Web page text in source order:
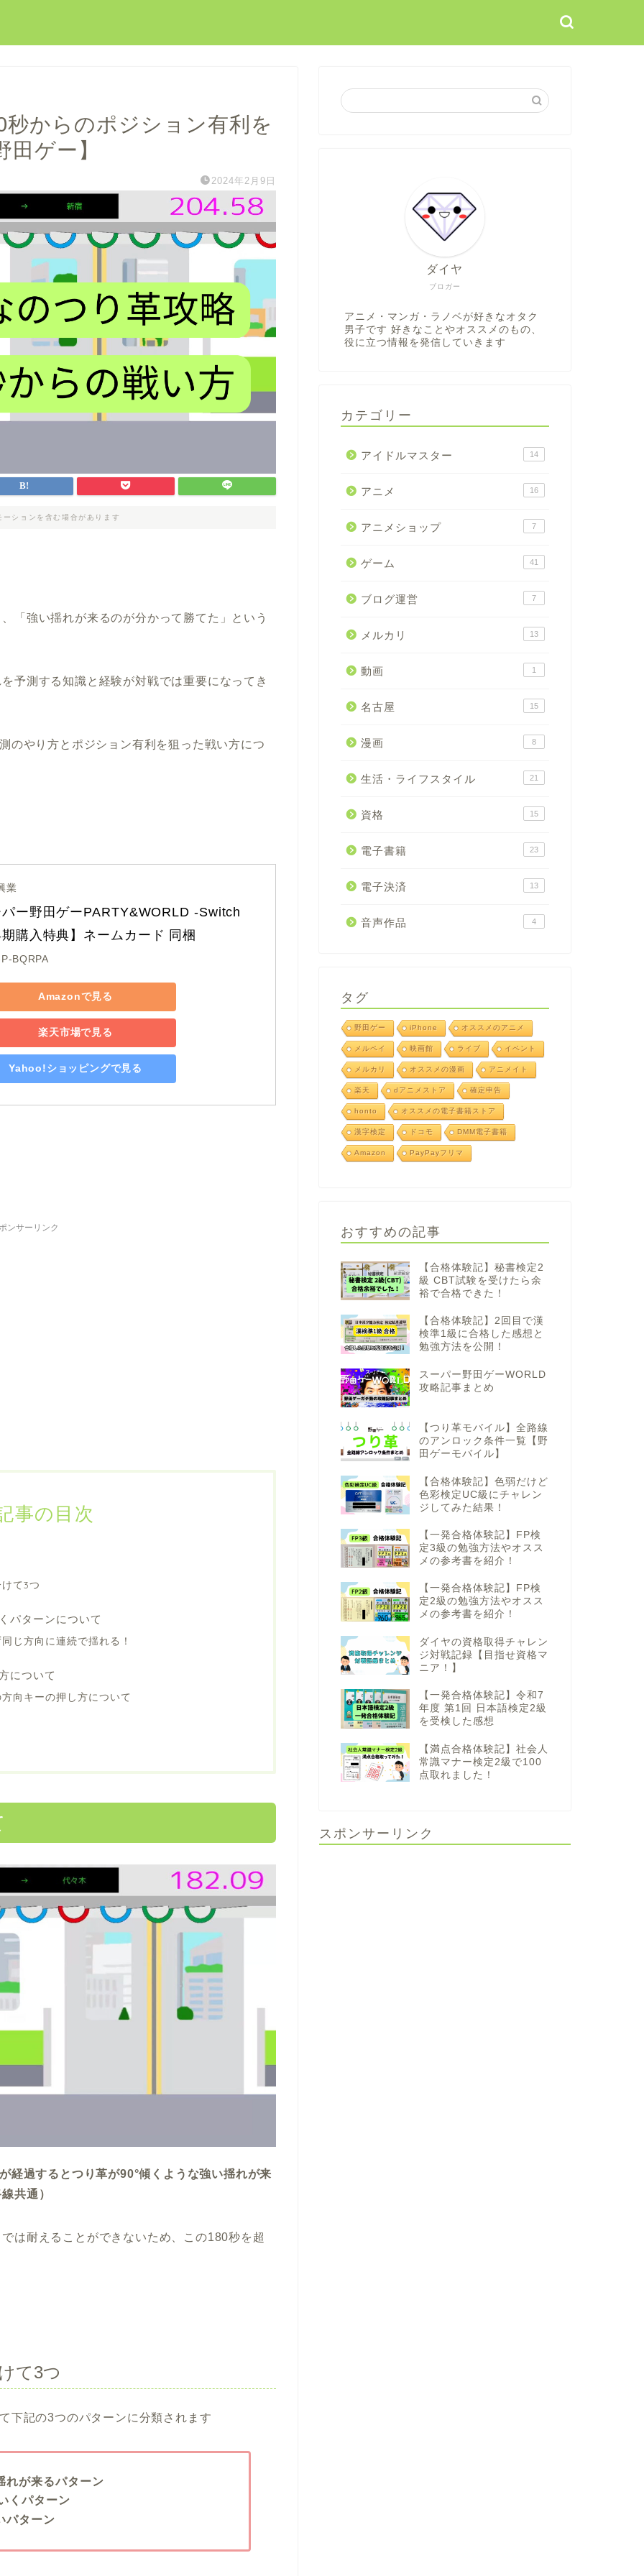
からのポジション有利を
ゲー】
2024年2月9日
ーションを含む場合があります
「強い揺れが来るのが分かって勝てた」という
予測する知識と経験が対戦では重要になってき
のやり方とポジション有利を狙った戦い方につ
業
ー野田ゲーPARTY&WORLD -Switch
購入特典】ネームカード 同梱
BQRPA
Amazonで見る
楽天市場で見る
Yahoo!ショッピングで見る
ンサーリンク
事の目次
て3つ
パターンについて
じ方向に連続で揺れる！
について
向キーの押し方について
経過するとつり革が90°傾くような強い揺れが来
共通）
は耐えることができないため、この180秒を超
て3つ
下記の3つのパターンに分類されます
れが来るパターン
くパターン
パターン
ブロガー
ダイヤ
アニメ・マンガ・ラノベが好きなオタク
男子です 好きなことやオススメのもの、
役に立つ情報を発信していきます
カテゴリー
アイドルマスター 14
アニメ 16
アニメショップ 7
ゲーム 41
ブログ運営 7
メルカリ 13
動画 1
名古屋 15
漫画 8
生活・ライフスタイル 21
資格 15
電子書籍 23
電子決済 13
音声作品 4
タグ
野田ゲー iPhone オススメのアニメ
メルペイ 映画館 ライブ イベント
メルカリ オススメの漫画 アニメイト
楽天 dアニメストア 確定申告
honto オススメの電子書籍ストア
漢字検定 ドコモ DMM電子書籍
Amazon PayPayフリマ
おすすめの記事
【合格体験記】秘書検定2
級 CBT試験を受けたら余
裕で合格できた！
【合格体験記】2回目で漢
検準1級に合格した感想と
勉強方法を公開！
スーパー野田ゲーWORLD
攻略記事まとめ
【つり革モバイル】全路線
のアンロック条件一覧【野
田ゲーモバイル】
【合格体験記】色弱だけど
色彩検定UC級にチャレン
ジしてみた結果！
【一発合格体験記】FP検
定3級の勉強方法やオスス
メの参考書を紹介！
【一発合格体験記】FP検
定2級の勉強方法やオスス
メの参考書を紹介！
ダイヤの資格取得チャレン
ジ対戦記録【目指せ資格マ
ニア！】
【一発合格体験記】令和7
年度 第1回 日本語検定2級
を受検した感想
【満点合格体験記】社会人
常識マナー検定2級で100
点取れました！
スポンサーリンク